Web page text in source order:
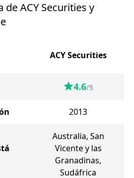
ACY Securities y
ACY Securities
4.6/5
2013
Australia, San
Vicente y las
Granadinas,
Sudáfrica